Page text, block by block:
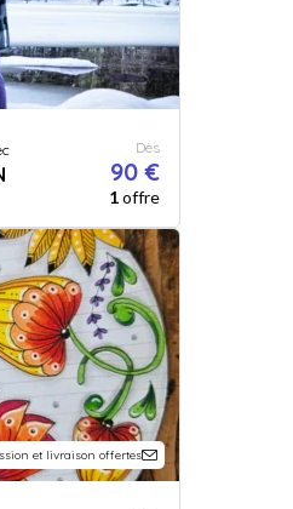
Dès
90 €
1offre
et livraison offertes